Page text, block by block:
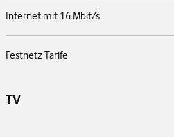
Internet mit 16 Mbit/s
Festnetz Tarife
TV